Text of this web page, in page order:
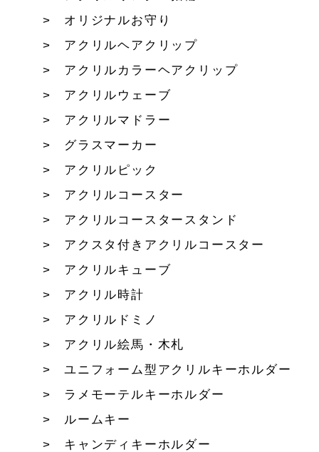
オリジナルお守り
アクリルヘアクリップ
アクリルカラーヘアクリップ
アクリルウェーブ
アクリルマドラー
グラスマーカー
アクリルピック
アクリルコースター
アクリルコースタースタンド
アクスタ付きアクリルコースター
アクリルキューブ
アクリル時計
アクリルドミノ
アクリル絵馬・木札
ユニフォーム型アクリルキーホルダー
ラメモーテルキーホルダー
ルームキー
キャンディキーホルダー